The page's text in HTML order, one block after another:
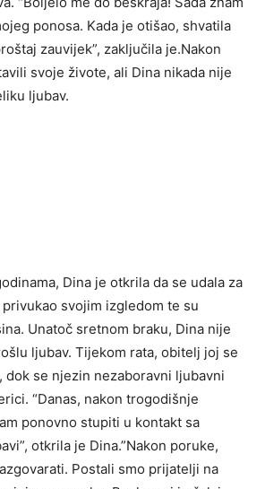
ponosa. Kada je otišao, shvatila
zauvijek”, zaključila je.Nakon
svoje živote, ali Dina nikada nije
ljubav.
Dina je otkrila da se udala za
svojim izgledom te su
Unatoč sretnom braku, Dina nije
ljubav. Tijekom rata, obitelj joj se
dok se njezin nezaboravni ljubavni
“Danas, nakon trogodišnje
ponovno stupiti u kontakt sa
otkrila je Dina.”Nakon poruke,
Postali smo prijatelji na